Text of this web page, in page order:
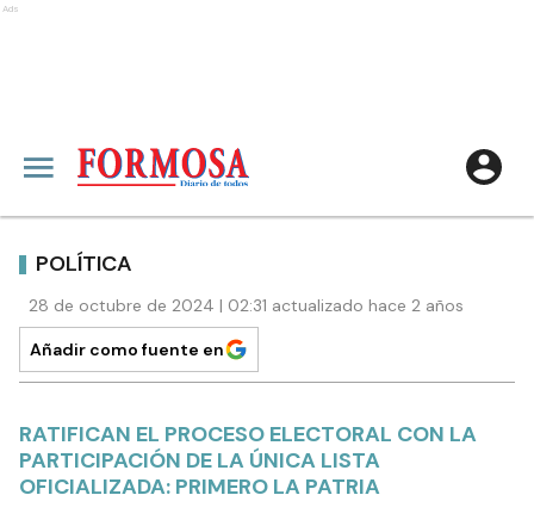
Ads
POLÍTICA
28 de octubre de 2024 | 02:31 actualizado hace 2 años
Añadir como fuente en
RATIFICAN EL PROCESO ELECTORAL CON LA
PARTICIPACIÓN DE LA ÚNICA LISTA
OFICIALIZADA: PRIMERO LA PATRIA